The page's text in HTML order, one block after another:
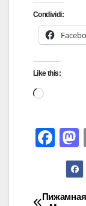
Condividi:
Like this:
F
e